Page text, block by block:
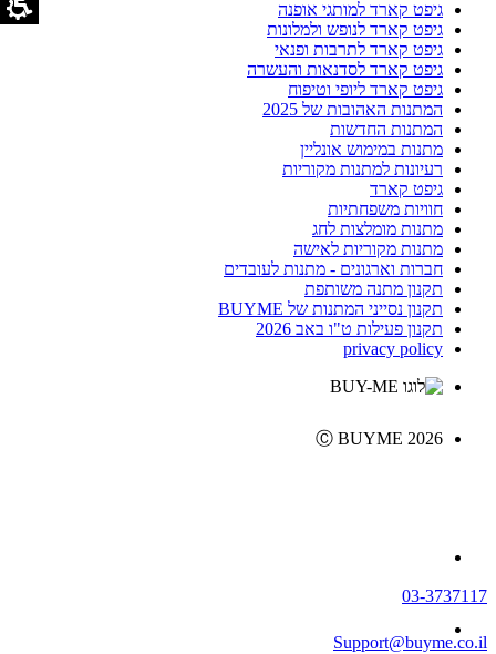
גיפט קארד למותגי אופנה
גיפט קארד לנופש ולמלונות
גיפט קארד לתרבות ופנאי
גיפט קארד לסדנאות והעשרה
גיפט קארד ליופי וטיפוח
המתנות האהובות של 2025
המתנות החדשות
מתנות במימוש אונליין
רעיונות למתנות מקוריות
גיפט קארד
חוויות משפחתיות
מתנות מומלצות לחג
מתנות מקוריות לאישה
חברות וארגונים - מתנות לעובדים
תקנון מתנה משותפת
תקנון נסייני המתנות של BUYME
תקנון פעילות ט"ו באב 2026
privacy policy
Ⓒ BUYME 2026
03-3737117
Support@buyme.co.il